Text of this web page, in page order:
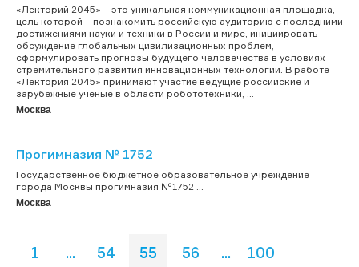
«Лекторий 2045» – это уникальная коммуникационная площадка,
цель которой – познакомить российскую аудиторию с последними
достижениями науки и техники в России и мире, инициировать
обсуждение глобальных цивилизационных проблем,
сформулировать прогнозы будущего человечества в условиях
стремительного развития инновационных технологий. В работе
«Лектория 2045» принимают участие ведущие российские и
зарубежные ученые в области робототехники, ...
Москва
Прогимназия № 1752
Государственное бюджетное образовательное учреждение
города Москвы прогимназия №1752 ...
Москва
1 ... 54 55 56 ... 100